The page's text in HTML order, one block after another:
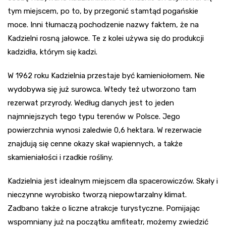
tym miejscem, po to, by przegonić stamtąd pogańskie
moce. Inni tłumaczą pochodzenie nazwy faktem, że na
Kadzielni rosną jałowce. Te z kolei używa się do produkcji
kadzidła, którym się kadzi.
W 1962 roku Kadzielnia przestaje być kamieniołomem. Nie
wydobywa się już surowca. Wtedy też utworzono tam
rezerwat przyrody. Według danych jest to jeden
najmniejszych tego typu terenów w Polsce. Jego
powierzchnia wynosi zaledwie 0,6 hektara. W rezerwacie
znajdują się cenne okazy skał wapiennych, a także
skamieniałości i rzadkie rośliny.
Kadzielnia jest idealnym miejscem dla spacerowiczów. Skały i
nieczynne wyrobisko tworzą niepowtarzalny klimat.
Zadbano także o liczne atrakcje turystyczne. Pomijając
wspomniany już na początku amfiteatr, możemy zwiedzić